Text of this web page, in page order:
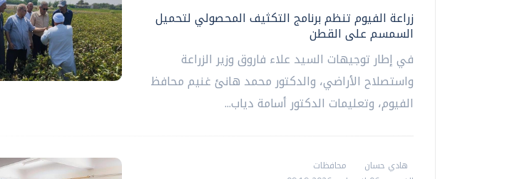
زراعة الفيوم تنظم برنامج التكثيف المحصولي لتحميل
السمسم على القطن
في إطار توجيهات السيد علاء فاروق وزير الزراعة
واستصلاح الأراضي، والدكتور محمد هانئ غنيم محافظ
الفيوم، وتعليمات الدكتور أسامة دياب...
هادي حسان
محافظات